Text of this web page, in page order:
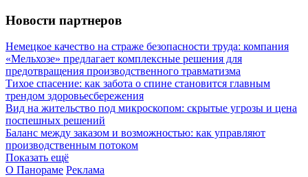
Новости партнеров
Немецкое качество на страже безопасности труда: компания
«Мельхозе» предлагает комплексные решения для
предотвращения производственного травматизма
Тихое спасение: как забота о спине становится главным
трендом здоровьесбережения
Вид на жительство под микроскопом: скрытые угрозы и цена
поспешных решений
Баланс между заказом и возможностью: как управляют
производственным потоком
Показать ещё
О Панораме Реклама